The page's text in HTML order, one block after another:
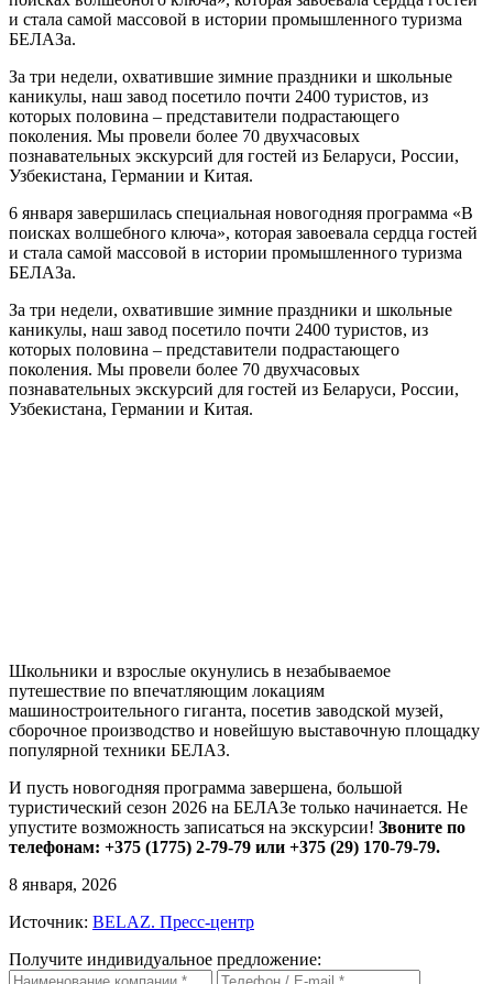
и стала самой массовой в истории промышленного туризма
БЕЛАЗа.
За три недели, охватившие зимние праздники и школьные
каникулы, наш завод посетило почти 2400 туристов, из
которых половина – представители подрастающего
поколения. Мы провели более 70 двухчасовых
познавательных экскурсий для гостей из Беларуси, России,
Узбекистана, Германии и Китая.
6 января завершилась специальная новогодняя программа «В
поисках волшебного ключа», которая завоевала сердца гостей
и стала самой массовой в истории промышленного туризма
БЕЛАЗа.
За три недели, охватившие зимние праздники и школьные
каникулы, наш завод посетило почти 2400 туристов, из
которых половина – представители подрастающего
поколения. Мы провели более 70 двухчасовых
познавательных экскурсий для гостей из Беларуси, России,
Узбекистана, Германии и Китая.
Школьники и взрослые окунулись в незабываемое
путешествие по впечатляющим локациям
машиностроительного гиганта, посетив заводской музей,
сборочное производство и новейшую выставочную площадку
популярной техники БЕЛАЗ.
И пусть новогодняя программа завершена, большой
туристический сезон 2026 на БЕЛАЗе только начинается. Не
упустите возможность записаться на экскурсии! Звоните по
телефонам: +375 (1775) 2-79-79 или +375 (29) 170-79-79.
8 января, 2026
Источник: BELAZ. Пресс-центр
Получите индивидуальное предложение: